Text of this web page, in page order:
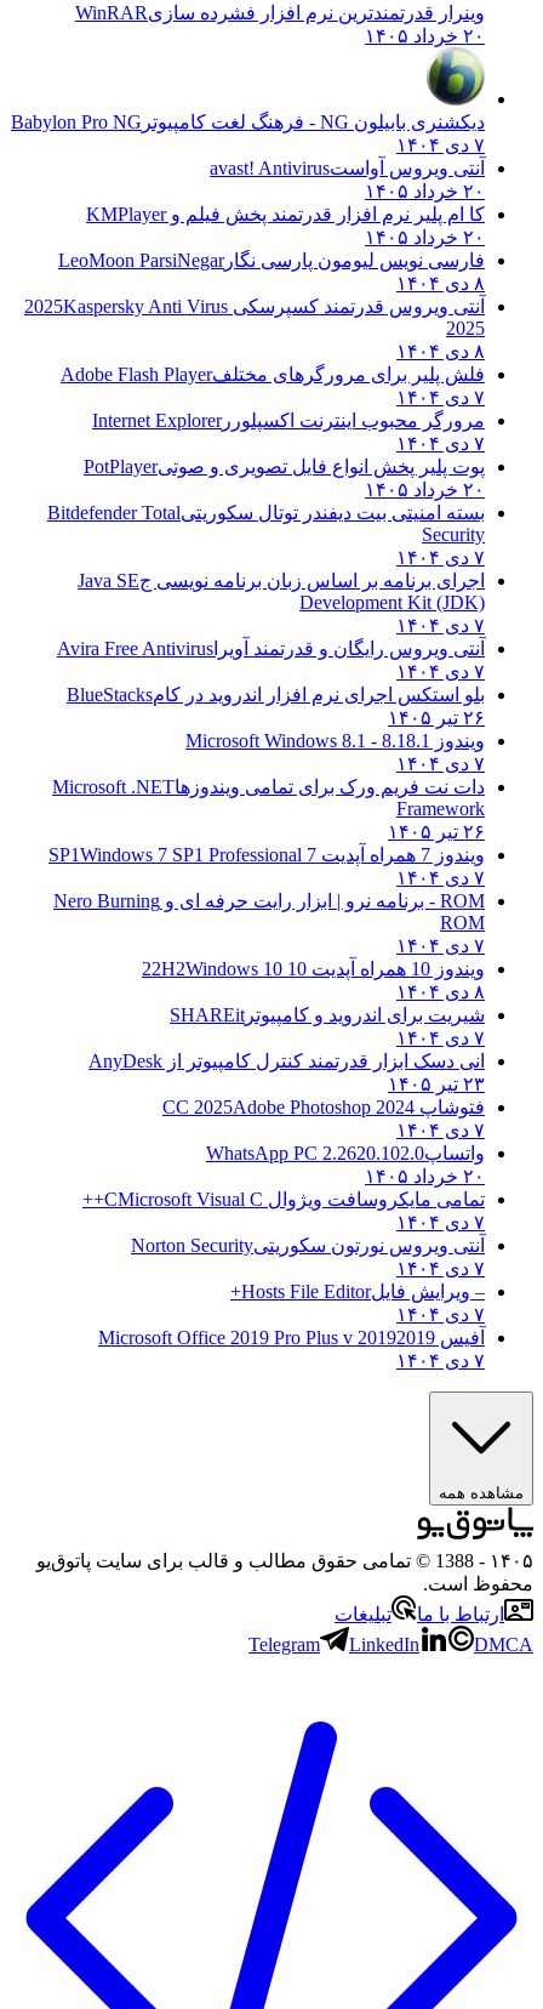
وینرار قدرتمندترین نرم افزار فشرده سازیWinRAR
۲۰ خرداد ۱۴۰۵
دیکشنری بابیلون NG - فرهنگ لغت کامپیوتر
Babylon Pro NG
آنتی ویروس آواستavast! Antivirus
۲۰ خرداد ۱۴۰۵
کا ام پلیر نرم افزار قدرتمند پخش فیلم وKMPlayer
۲۰ خرداد ۱۴۰۵
فارسی نویس لیومون پارسی نگارLeoMoon ParsiNegar
آنتی ویروس قدرتمند کسپرسکی 2025 Kaspersky Anti Virus
2025
فلش پلیر برای مرورگرهای مختلف Adobe Flash Player
مرورگر محبوب اینترنت اکسپلورر Internet Explorer
پوت پلیر پخش انواع فایل تصویری و صوتیPotPlayer
۲۰ خرداد ۱۴۰۵
بسته امنیتی بیت دیفندر توتال سکوریتیBitdefender Total
Security
اجرای برنامه بر اساس زبان برنامه نویسی ج Java SE
Development Kit (JDK)
آنتی ویروس رایگان و قدرتمند آویراAvira Free Antivirus
بلو استکس اجرای نرم افزار اندروید در کامBlueStacks
۲۶ تیر ۱۴۰۵
ویندوز 8.18.1 - Microsoft Windows 8.1
دات نت فریم ورک برای تمامی ویندوزهاMicrosoft .NET
Framework
۲۶ تیر ۱۴۰۵
ویندوز 7 همراه آپدیت 7 SP1
Windows 7 SP1 Professional
ROM - برنامه نرو | ابزار رایت حرفه ای و
Nero Burning
ROM
ویندوز 10 همراه آپدیت 10 22H2
Windows 10
شیریت برای اندروید و کامپیوترSHAREit
انی دسک ابزار قدرتمند کنترل کامپیوتر ازAnyDesk
۲۳ تیر ۱۴۰۵
فتوشاپ CC 2025Adobe Photoshop 2024
واتساپWhatsApp PC 2.2620.102.0
۲۰ خرداد ۱۴۰۵
تمامی مایکروسافت ویژوال C Microsoft Visual C++
آنتی ویروس نورتون سکوریتیNorton Security
– ویرایش فایلHosts File Editor+
آفیس 2019 2019 Microsoft Office 2019 Pro Plus v
مشاهده همه
- 1388 © تمامی حقوق مطالب و قالب برای سایت پاتوق‌یو
است.
ارتباط با ما
تبلیغات
Telegram
LinkedIn